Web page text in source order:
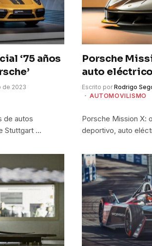
‘75 años
de 2023
de autos
Stuttgart …
Porsche
auto eléctrico
Escrito por Rodrigo
AUTOMOVILISMO
Porsche Mission X:
deportivo, auto